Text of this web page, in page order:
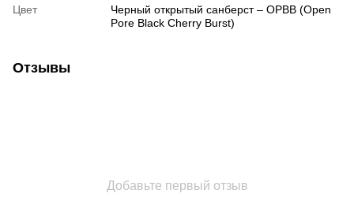
Цвет
Черный открытый санберст – OPBB (Open
Pore Black Cherry Burst)
Отзывы
Добавьте первый отзыв